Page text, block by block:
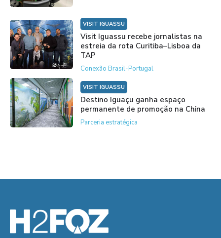
VISIT IGUASSU
Visit Iguassu recebe jornalistas na
estreia da rota Curitiba–Lisboa da
TAP
Conexão Brasil-Portugal
VISIT IGUASSU
Destino Iguaçu ganha espaço
permanente de promoção na China
Parceria estratégica